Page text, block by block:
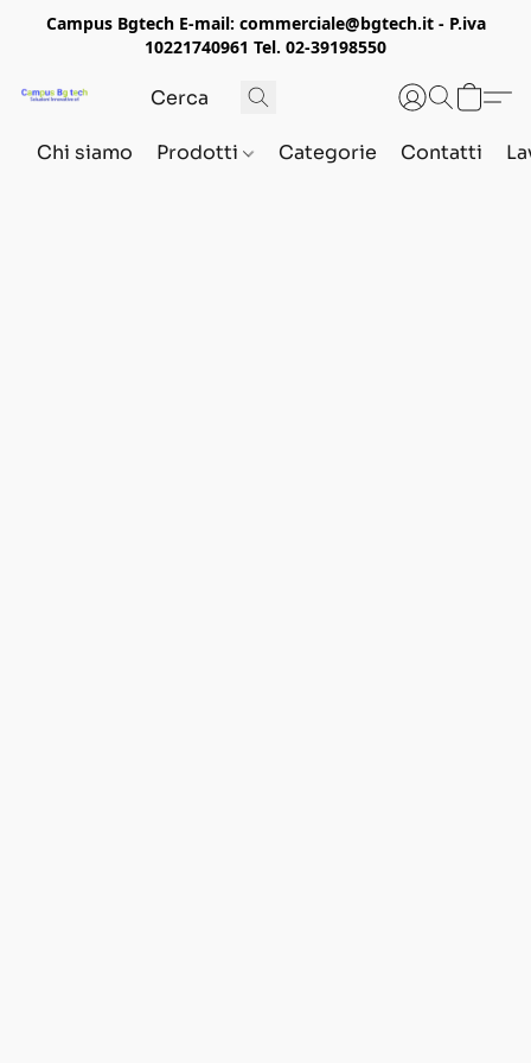
Campus Bgtech E-mail: commerciale@bgtech.it - P.iva
10221740961 Tel. 02-39198550
Chi siamo Prodotti Categorie Contatti